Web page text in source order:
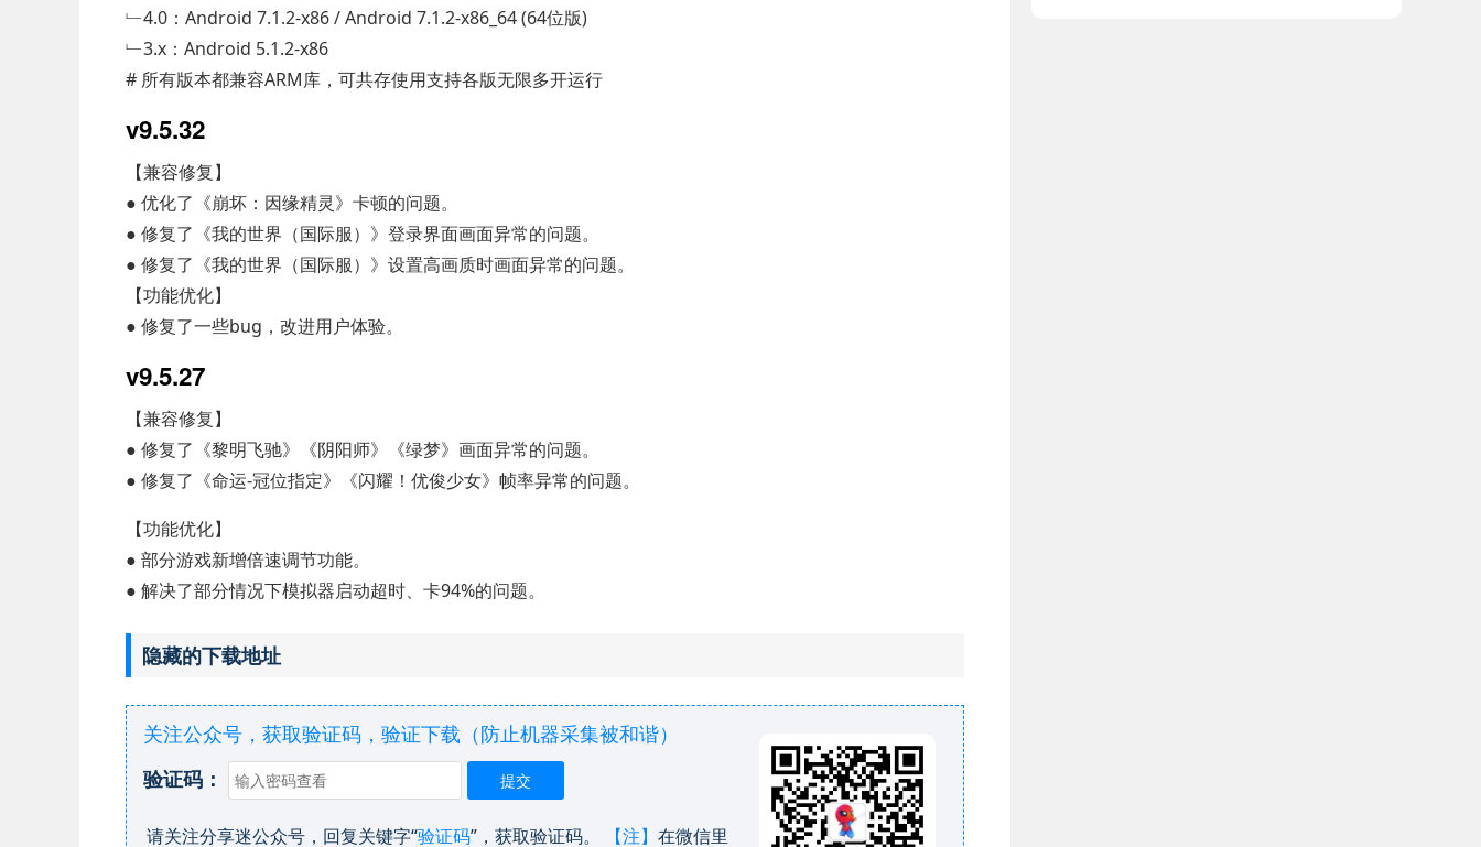
﹂4.0：Android 7.1.2-x86 / Android 7.1.2-x86_64 (64位版)
﹂3.x：Android 5.1.2-x86
# 所有版本都兼容ARM库，可共存使用支持各版无限多开运行
v9.5.32
【兼容修复】
● 优化了《崩坏：因缘精灵》卡顿的问题。
● 修复了《我的世界（国际服）》登录界面画面异常的问题。
● 修复了《我的世界（国际服）》设置高画质时画面异常的问题。
【功能优化】
● 修复了一些bug，改进用户体验。
v9.5.27
【兼容修复】
● 修复了《黎明飞驰》《阴阳师》《绿梦》画面异常的问题。
● 修复了《命运-冠位指定》《闪耀！优俊少女》帧率异常的问题。
【功能优化】
● 部分游戏新增倍速调节功能。
● 解决了部分情况下模拟器启动超时、卡94%的问题。
隐藏的下载地址
关注公众号，获取验证码，验证下载（防止机器采集被和谐）
验证码：
请关注分享迷公众号，回复关键字“验证码”，获取验证码。 【注】 在微信里